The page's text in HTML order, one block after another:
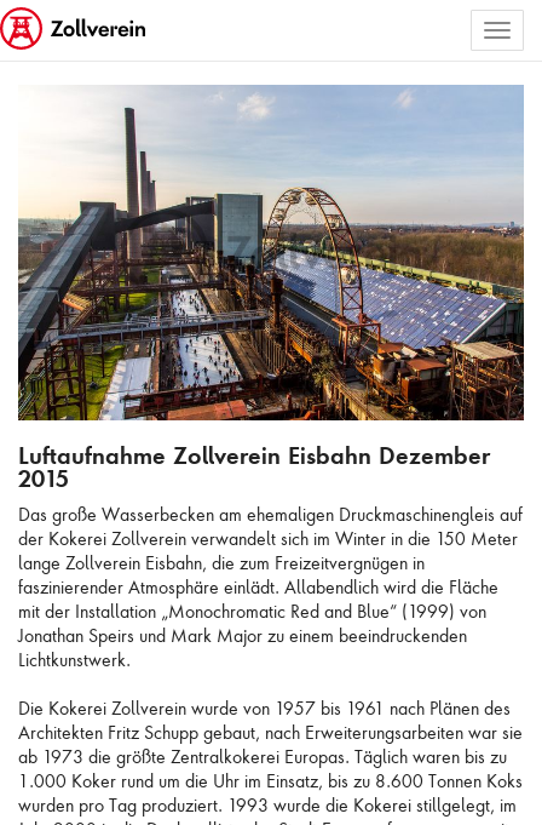
ALLE BILDER AUSWÄHLEN
Luftaufnahme Zollverein Eisbahn Dezember
2015
Das große Wasserbecken am ehemaligen Druckmaschinengleis auf
der Kokerei Zollverein verwandelt sich im Winter in die 150 Meter
lange Zollverein Eisbahn, die zum Freizeitvergnügen in
faszinierender Atmosphäre einlädt. Allabendlich wird die Fläche
mit der Installation „Monochromatic Red and Blue“ (1999) von
Jonathan Speirs und Mark Major zu einem beeindruckenden
Lichtkunstwerk.
Die Kokerei Zollverein wurde von 1957 bis 1961 nach Plänen des
Architekten Fritz Schupp gebaut, nach Erweiterungsarbeiten war sie
ab 1973 die größte Zentralkokerei Europas. Täglich waren bis zu
1.000 Koker rund um die Uhr im Einsatz, bis zu 8.600 Tonnen Koks
wurden pro Tag produziert. 1993 wurde die Kokerei stillgelegt, im